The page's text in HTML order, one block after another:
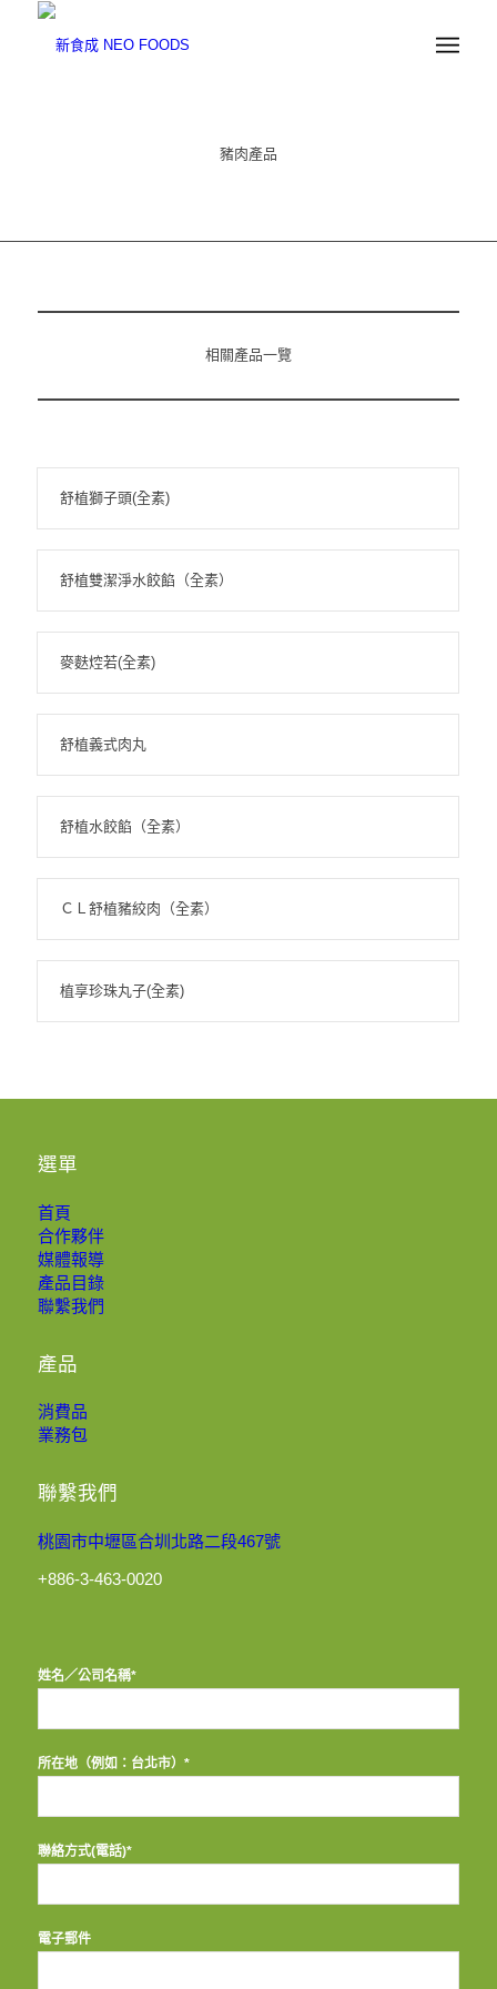
豬肉產品
相關產品一覽
舒植獅子頭(全素)
舒植雙潔淨水餃餡（全素）
麥麩焢若(全素)
舒植義式肉丸
舒植水餃餡（全素）
ＣＬ舒植豬絞肉（全素）
植享珍珠丸子(全素)
選單
首頁
合作夥伴
媒體報導
產品目錄
聯繫我們
產品
消費品
業務包
聯繫我們
桃園市中壢區合圳北路二段467號
+886-3-463-0020
姓名／公司名稱*
所在地（例如：台北市）*
聯絡方式(電話)*
電子郵件